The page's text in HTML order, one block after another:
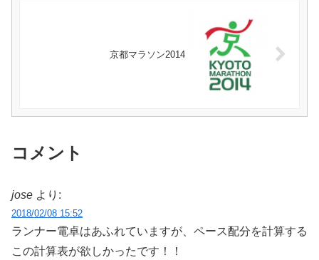
京都マラソン2014
コメント
jose より:
2018/02/08 15:52
ランナー電卓はあふれていますが、ペース配分を計算する
この計算表が欲しかったです！！